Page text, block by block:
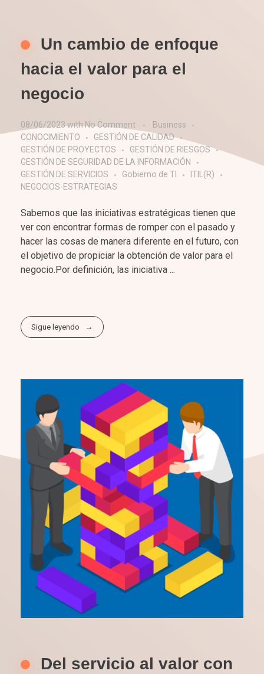
Un cambio de enfoque
hacia el valor para el
negocio
08/06/2023withNo Comment
Business
CONOCIMIENTO
GESTIÓN DE CALIDAD
GESTIÓN DE PROYECTOS
GESTIÓN DE RIESGOS
GESTIÓN DE SEGURIDAD DE LA INFORMACIÓN
GESTIÓN DE SERVICIOS
Gobierno de TI
ITIL(R)
NEGOCIOS-ESTRATEGIAS
Sabemos que las iniciativas estratégicas tienen que
ver con encontrar formas de romper con el pasado y
hacer las cosas de manera diferente en el futuro, con
el objetivo de propiciar la obtención de valor para el
negocio.Por definición, las iniciativa ...
Sigue leyendo
Del servicio al valor con